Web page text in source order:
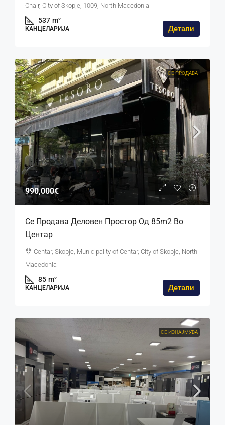
Chair, City of Skopje, 1009, North Macedonia
537 m²
КАНЦЕЛАРИЈА Детали
СЕ ПРОДАВА
990,000€
Се Продава Деловен Простор Од 85m2 Во
Центар
Centar, Skopje, Municipality of Centar, City of Skopje, North
Macedonia
85 m²
КАНЦЕЛАРИЈА Детали
СЕ ИЗНАЈМУВА